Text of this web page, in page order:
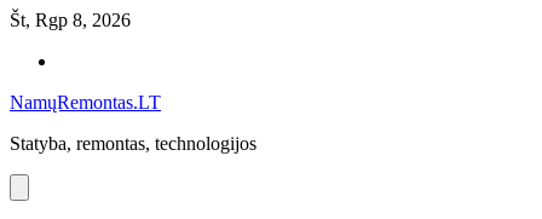
Skip
content
Št, Rgp 8, 2026
NamųRemontas.LT
Statyba, remontas, technologijos